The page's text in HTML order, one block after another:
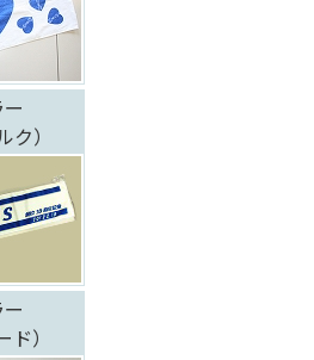
ク）
ド）